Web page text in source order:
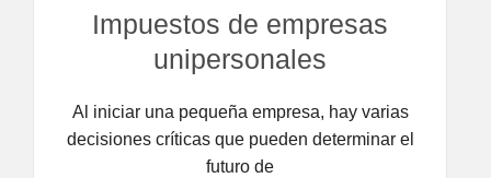
Impuestos de empresas
unipersonales
Al iniciar una pequeña empresa, hay varias
decisiones críticas que pueden determinar el
futuro de